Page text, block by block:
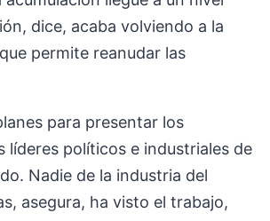
dice, acaba volviendo a la
permite reanudar las
para presentar los
líderes políticos e industriales de
Nadie de la industria del
asegura, ha visto el trabajo,